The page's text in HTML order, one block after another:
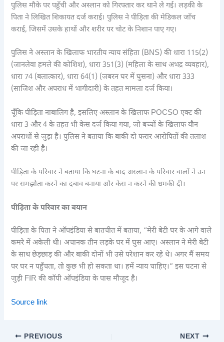
पुलिस मौके पर पहुँची और अस्लान को गिरफ्तार कर थाने ले गई। लड़की के
पिता ने लिखित शिकायत दर्ज कराई। पुलिस ने पीड़िता की मेडिकल जाँच
कराई, जिसमें उसके हाथों और शरीर पर चोट के निशान पाए गए।
पुलिस ने अस्लान के खिलाफ भारतीय न्याय संहिता (BNS) की धारा 115(2)
(जानलेवा हमले की कोशिश), धारा 351(3) (महिला के साथ अभद्र व्यवहार),
धारा 74 (बलात्कार), धारा 64(1) (जबरन घर में घुसना) और धारा 333
(साजिश और अपराध में भागीदारी) के तहत मामला दर्ज किया।
चूँकि पीड़िता नाबालिग है, इसलिए अस्लान के खिलाफ POCSO एक्ट की
धारा 3 और 4 के तहत भी केस दर्ज किया गया, जो बच्चों के खिलाफ यौन
अपराधों से जुड़ा है। पुलिस ने बताया कि बाकी दो फरार आरोपितों की तलाश
की जा रही है।
पीड़िता के परिवार ने बताया कि घटना के बाद अस्लान के परिवार वालों ने उन
पर समझौता करने का दबाव बनाया और केस न करने की धमकी दी।
पीड़िता के परिवार का बयान
पीड़िता के पिता ने ऑपइंडिया से बातचीत में बताया, “मेरी बेटी घर के आगे वाले
कमरे में अकेली थी। अचानक तीन लड़के घर में घुस आए। अस्लान ने मेरी बेटी
के साथ छेड़छाड़ की और बाकी दोनों भी उसे परेशान कर रहे थे। अगर मैं समय
पर घर न पहुँचता, तो कुछ भी हो सकता था। हमें न्याय चाहिए।” इस घटना से
जुड़ी FIR की कॉपी ऑपइंडिया के पास मौजूद है।
Source link
PREVIOUS NEXT